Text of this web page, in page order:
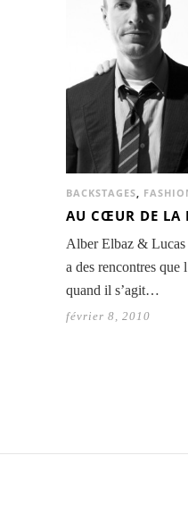
BACKSTAGES
AU CŒUR DE LA
Alber Elbaz &
a des rencontres que
quand il s’agit…
février 8, 2010